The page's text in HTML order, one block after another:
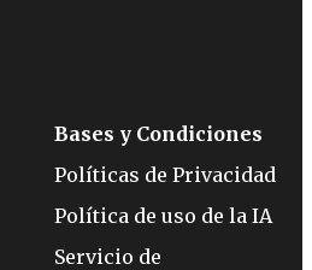
Bases y Condiciones
Políticas de Privacidad
Política de uso de la IA
Servicio de